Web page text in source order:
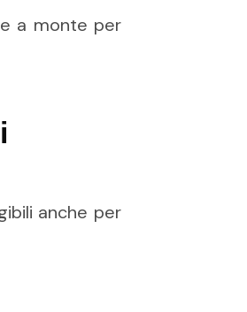
a monte per
anche per